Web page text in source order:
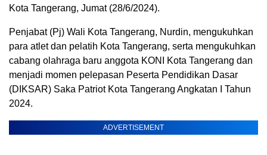
Kota Tangerang, Jumat (28/6/2024).
Penjabat (Pj) Wali Kota Tangerang, Nurdin, mengukuhkan
para atlet dan pelatih Kota Tangerang, serta mengukuhkan
cabang olahraga baru anggota KONI Kota Tangerang dan
menjadi momen pelepasan Peserta Pendidikan Dasar
(DIKSAR) Saka Patriot Kota Tangerang Angkatan I Tahun
2024.
ADVERTISEMENT